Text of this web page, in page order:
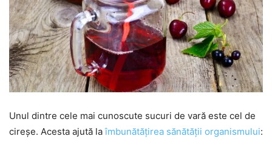
Unul dintre cele mai cunoscute sucuri de vară este cel de
cireșe. Acesta ajută laîmbunătățirea sănătății organismului: